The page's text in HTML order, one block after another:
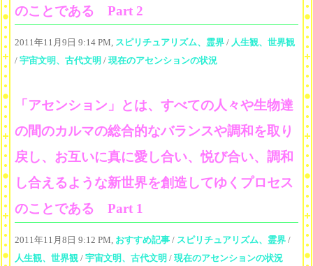
のことである Part 2
2011年11月9日 9:14 PM, スピリチュアリズム、霊界 / 人生観、世界観
/ 宇宙文明、古代文明 / 現在のアセンションの状況
「アセンション」とは、すべての人々や生物達
の間のカルマの総合的なバランスや調和を取り
戻し、お互いに真に愛し合い、悦び合い、調和
し合えるような新世界を創造してゆくプロセス
のことである Part 1
2011年11月8日 9:12 PM, おすすめ記事 / スピリチュアリズム、霊界 /
人生観、世界観 / 宇宙文明、古代文明 / 現在のアセンションの状況